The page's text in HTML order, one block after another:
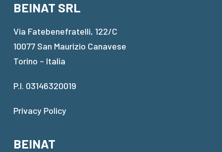
BEINAT SRL
Via Fatebenefratelli, 122/C
10077 San Maurizio Canavese
Torino – Italia
P.I. 03146320019
Privacy Policy
BEINAT